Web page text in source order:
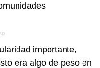
importante,
era algo de peso en